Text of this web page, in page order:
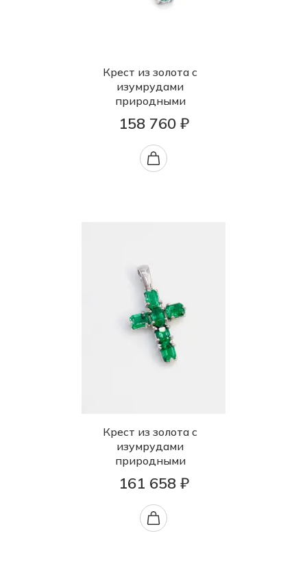
Крест из золота с
изумрудами
природными
158 760 ₽
Крест из золота с
изумрудами
природными
161 658 ₽